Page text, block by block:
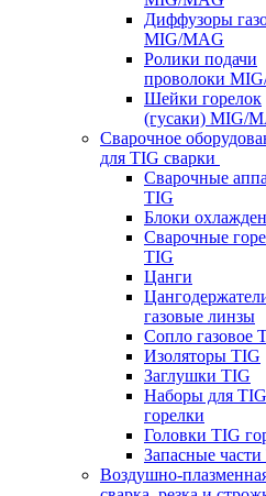
Диффузоры
MIG/MAG
Ролики подачи
проволоки
Шейки горелок
(гусаки) MIG/
Сварочное
для TIG сварки
Сварочные
TIG
Блоки
Сварочные
TIG
Цанги
газовые линзы
Сопло газовое
Изоляторы TIG
Заглушки TIG
Наборы для TIG
горелки
Головки TIG
Запасные
Воздушно-